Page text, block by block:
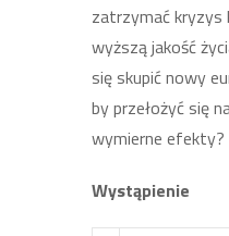
zatrzymać kryzys
wyższą jakość
się skupić nowy
by przełożyć się
wymierne efekty?
Wystąpienie